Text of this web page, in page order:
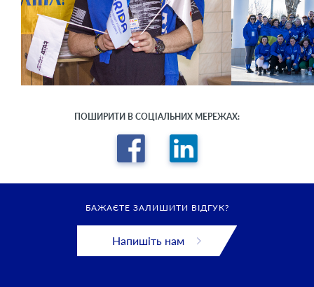
ПОШИРИТИ В СОЦІАЛЬНИХ МЕРЕЖАХ:
БАЖАЄТЕ ЗАЛИШИТИ ВІДГУК?
Напишіть нам